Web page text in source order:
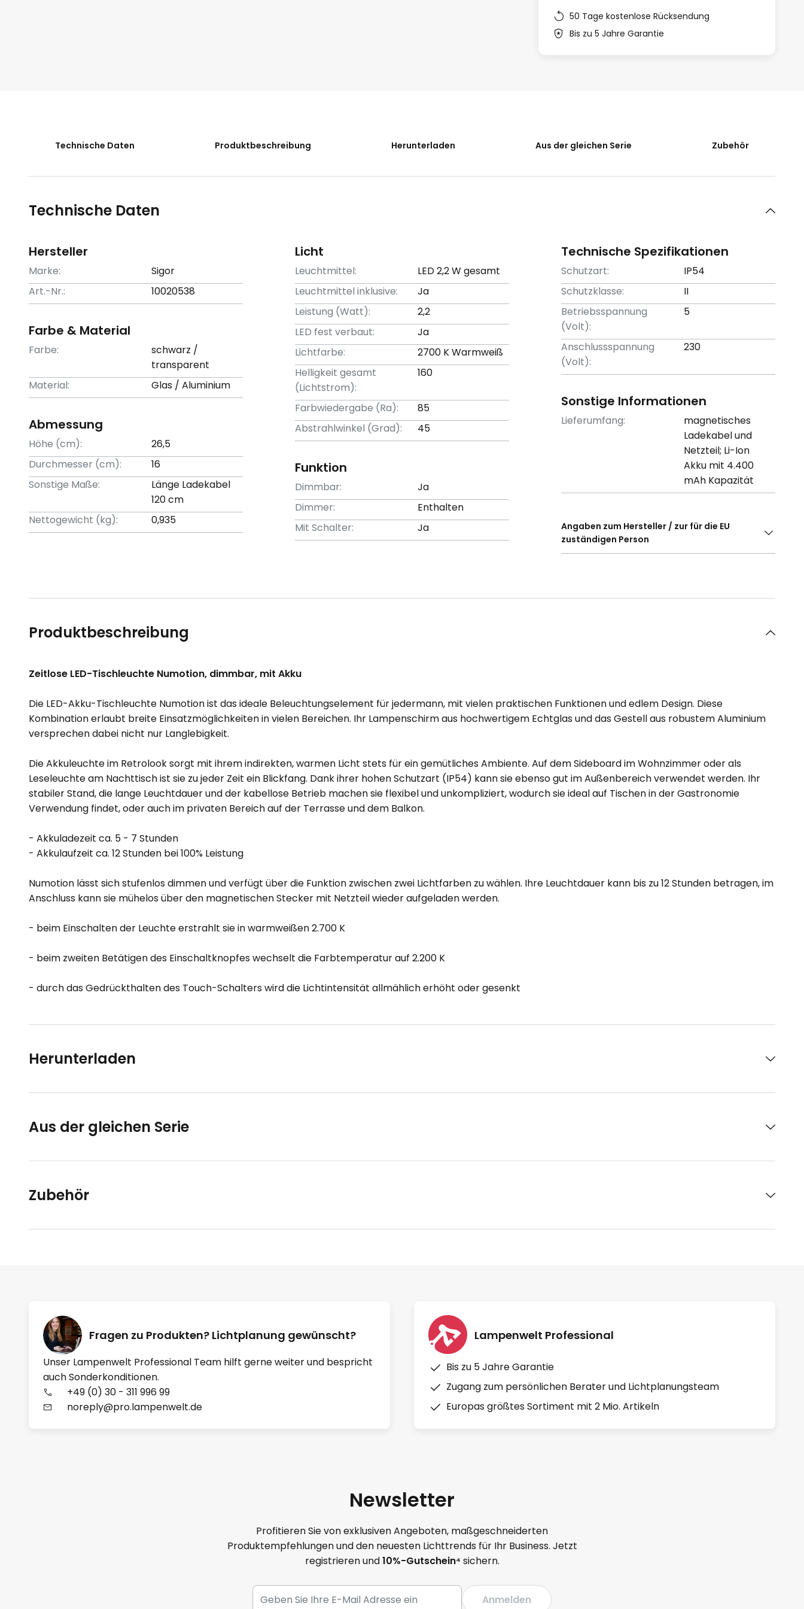
50 Tage kostenlose Rücksendung
Bis zu 5 Jahre Garantie
Technische Daten Produktbeschreibung Herunterladen Aus der gleichen Serie Zubehör
Technische Daten
Hersteller
Marke:
Sigor
Art.-Nr.:
10020538
Farbe & Material
Farbe:
schwarz /
transparent
Material:
Glas / Aluminium
Abmessung
Höhe (cm):
26,5
Durchmesser (cm):
16
Sonstige Maße:
Länge Ladekabel
120 cm
Nettogewicht (kg):
0,935
Licht
Leuchtmittel:
LED 2,2 W gesamt
Leuchtmittel inklusive:
Ja
Leistung (Watt):
2,2
LED fest verbaut:
Ja
Lichtfarbe:
2700 K Warmweiß
Helligkeit gesamt
(Lichtstrom):
160
Farbwiedergabe (Ra):
85
Abstrahlwinkel (Grad):
45
Funktion
Dimmbar:
Ja
Dimmer:
Enthalten
Mit Schalter:
Ja
Technische Spezifikationen
Schutzart:
IP54
Schutzklasse:
II
Betriebsspannung
(Volt):
5
Anschlussspannung
(Volt):
230
Sonstige Informationen
Lieferumfang:
magnetisches
Ladekabel und
Netzteil; Li-Ion
Akku mit 4.400
mAh Kapazität
Angaben zum Hersteller / zur für die EU
zuständigen Person
Produktbeschreibung
Zeitlose LED-Tischleuchte Numotion, dimmbar, mit Akku
Die LED-Akku-Tischleuchte Numotion ist das ideale Beleuchtungselement für jedermann, mit vielen praktischen Funktionen und edlem Design. Diese
Kombination erlaubt breite Einsatzmöglichkeiten in vielen Bereichen. Ihr Lampenschirm aus hochwertigem Echtglas und das Gestell aus robustem Aluminium
versprechen dabei nicht nur Langlebigkeit.
Die Akkuleuchte im Retrolook sorgt mit ihrem indirekten, warmen Licht stets für ein gemütliches Ambiente. Auf dem Sideboard im Wohnzimmer oder als
Leseleuchte am Nachttisch ist sie zu jeder Zeit ein Blickfang. Dank ihrer hohen Schutzart (IP54) kann sie ebenso gut im Außenbereich verwendet werden. Ihr
stabiler Stand, die lange Leuchtdauer und der kabellose Betrieb machen sie flexibel und unkompliziert, wodurch sie ideal auf Tischen in der Gastronomie
Verwendung findet, oder auch im privaten Bereich auf der Terrasse und dem Balkon.
- Akkuladezeit ca. 5 - 7 Stunden
- Akkulaufzeit ca. 12 Stunden bei 100% Leistung
Numotion lässt sich stufenlos dimmen und verfügt über die Funktion zwischen zwei Lichtfarben zu wählen. Ihre Leuchtdauer kann bis zu 12 Stunden betragen, im
Anschluss kann sie mühelos über den magnetischen Stecker mit Netzteil wieder aufgeladen werden.
- beim Einschalten der Leuchte erstrahlt sie in warmweißen 2.700 K
- beim zweiten Betätigen des Einschaltknopfes wechselt die Farbtemperatur auf 2.200 K
- durch das Gedrückthalten des Touch-Schalters wird die Lichtintensität allmählich erhöht oder gesenkt
Herunterladen
Aus der gleichen Serie
Zubehör
Fragen zu Produkten? Lichtplanung gewünscht?
Unser Lampenwelt Professional Team hilft gerne weiter und bespricht
auch Sonderkonditionen.
+49 (0) 30 - 311 996 99
noreply@pro.lampenwelt.de
Lampenwelt Professional
Bis zu 5 Jahre Garantie
Zugang zum persönlichen Berater und Lichtplanungsteam
Europas größtes Sortiment mit 2 Mio. Artikeln
Newsletter
Profitieren Sie von exklusiven Angeboten, maßgeschneiderten
Produktempfehlungen und den neuesten Lichttrends für Ihr Business. Jetzt
registrieren und10%-Gutschein⁴ sichern.
Anmelden